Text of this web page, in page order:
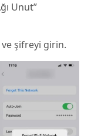
Unut”
ve şifreyi girin.